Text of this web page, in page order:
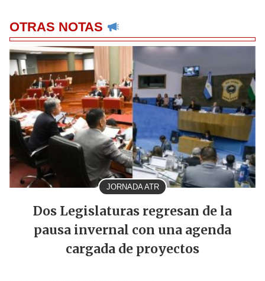
OTRAS NOTAS
JORNADA ATR
Dos Legislaturas regresan de la
pausa invernal con una agenda
cargada de proyectos